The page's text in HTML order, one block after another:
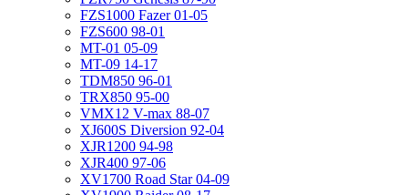
FZS1000 Fazer 01-05
FZS600 98-01
MT-01 05-09
MT-09 14-17
TDM850 96-01
TRX850 95-00
VMX12 V-max 88-07
XJ600S Diversion 92-04
XJR1200 94-98
XJR400 97-06
XV1700 Road Star 04-09